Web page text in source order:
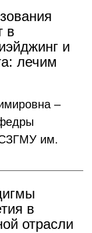
в
и
лечим
–
им.
в
отрасли